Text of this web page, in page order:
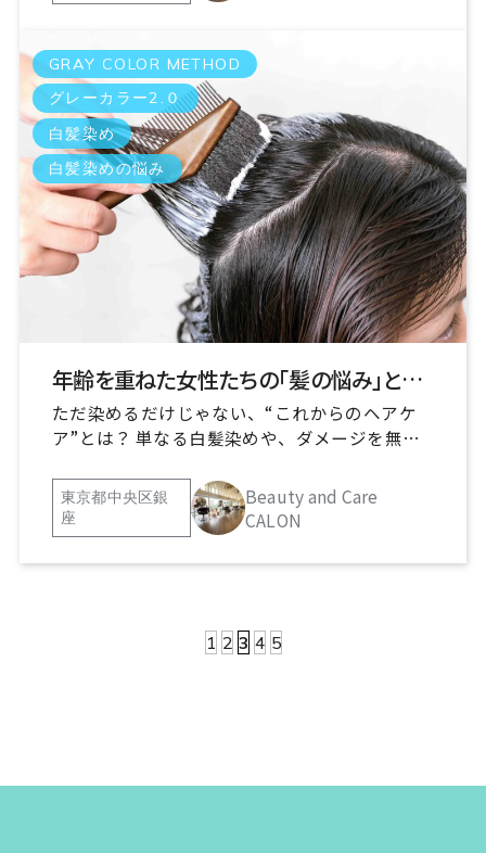
GRAY COLOR METHOD
グレーカラー2.０
白髪染め
白髪染めの悩み
年齢を重ねた女性たちの「髪の悩み」とは？
ただ染めるだけじゃない、“これからのヘアケ
ア”とは？ 単なる白髪染めや、ダメージを無視
大人女性のために生まれたのが、髪質・ダメー
ジ・色味・白髪の量までをトータルに見極めて
施術する「大人のための美容技術」。 たとえ
ば、透明感とツヤを両立するファッションカラ
ッショナルな配慮など——。 私たち美容のプロ
フェッショナルがご提案するのは、 「見た目を
東京都中央区銀
座
Beauty and Care
CALON
1 2 3 4 5